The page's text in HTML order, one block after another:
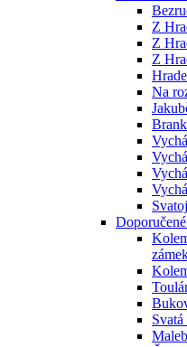
Z
Z
Z
Na
Svatá